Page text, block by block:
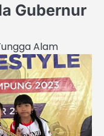
Gubernur
Alam